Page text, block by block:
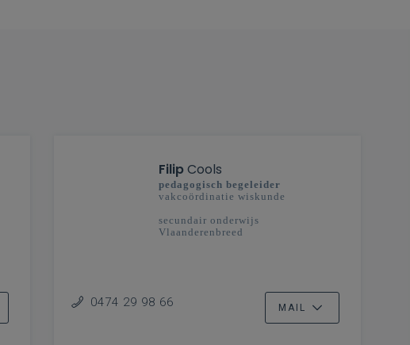
FilipCools
pedagogisch begeleider
vakcoördinatie wiskunde
secundair onderwijs
Vlaanderenbreed
0474 29 98 66 MAIL